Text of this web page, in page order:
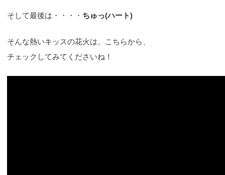
そして最後は・・・・ ちゅっ(ハート)
そんな熱いキッスの花火は、こちらから、
チェックしてみてくださいね！